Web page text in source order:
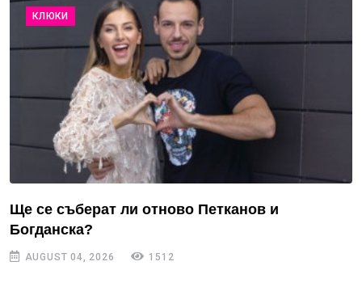
КЛЮКИ
Ще се съберат ли отново Петканов и
Богданска?
AUGUST 04, 2026 1512